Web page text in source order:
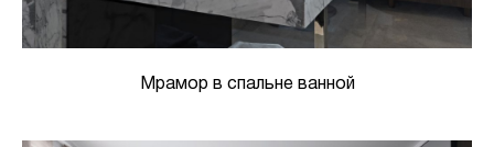
Мрамор в спальне ванной